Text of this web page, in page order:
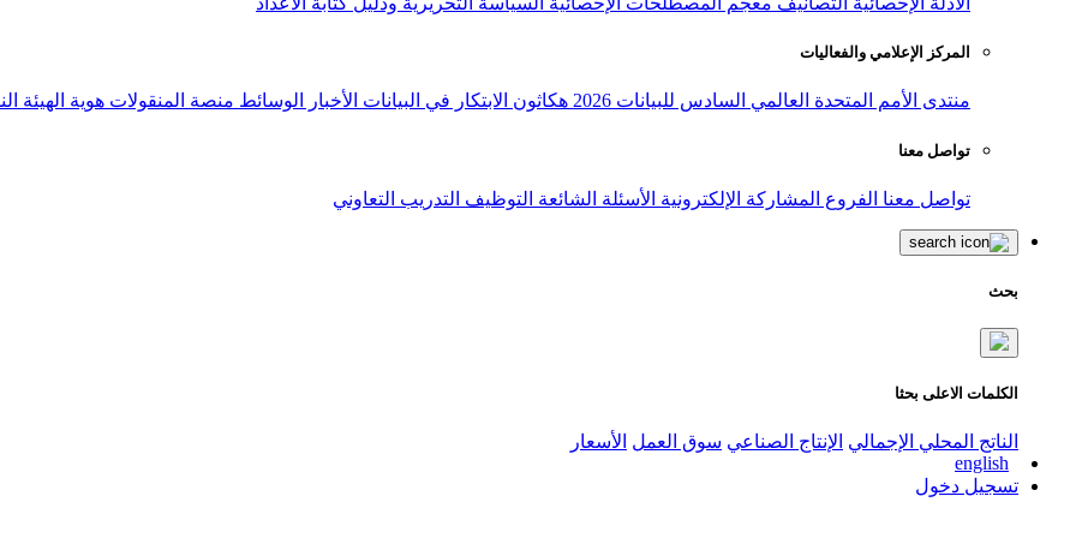
المركز الإعلامي والفعاليات
منتدى الأمم المتحدة العالمي السادس للبيانات 2026 هكاثون الابتكار في البيانات الأخبار الوسائط منصة المنقولات هوية الهيئة
تواصل معنا
تواصل معنا الفروع المشاركة الإلكترونية الأسئلة الشائعة التوظيف التدريب التعاوني
بحث
الكلمات الاعلى بحثا
الناتج المحلي الإجمالي الإنتاج الصناعي سوق العمل الأسعار
english
تسجيل دخول